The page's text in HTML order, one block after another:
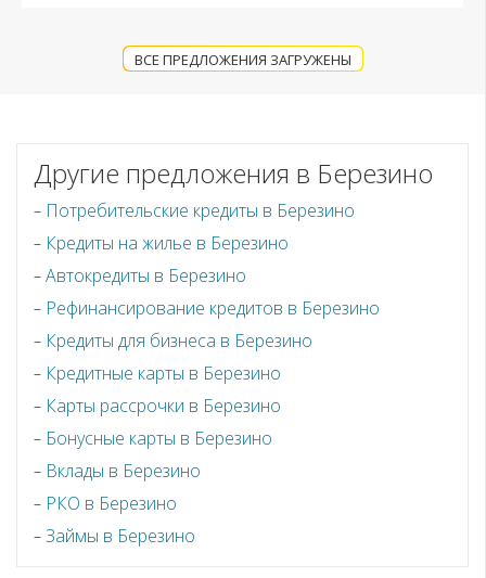
ВСЕ ПРЕДЛОЖЕНИЯ ЗАГРУЖЕНЫ
Другие предложения в Березино
Потребительские кредиты в Березино
Кредиты на жилье в Березино
Автокредиты в Березино
Рефинансирование кредитов в Березино
Кредиты для бизнеса в Березино
Кредитные карты в Березино
Карты рассрочки в Березино
Бонусные карты в Березино
Вклады в Березино
РКО в Березино
Займы в Березино